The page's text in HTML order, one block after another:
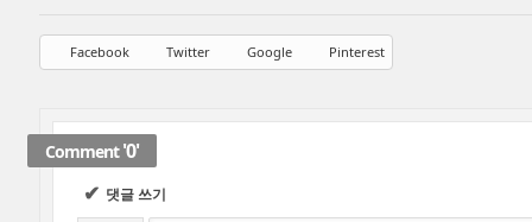
Facebook Twitter Google Pinterest
✔ 댓글 쓰기
Comment'0'